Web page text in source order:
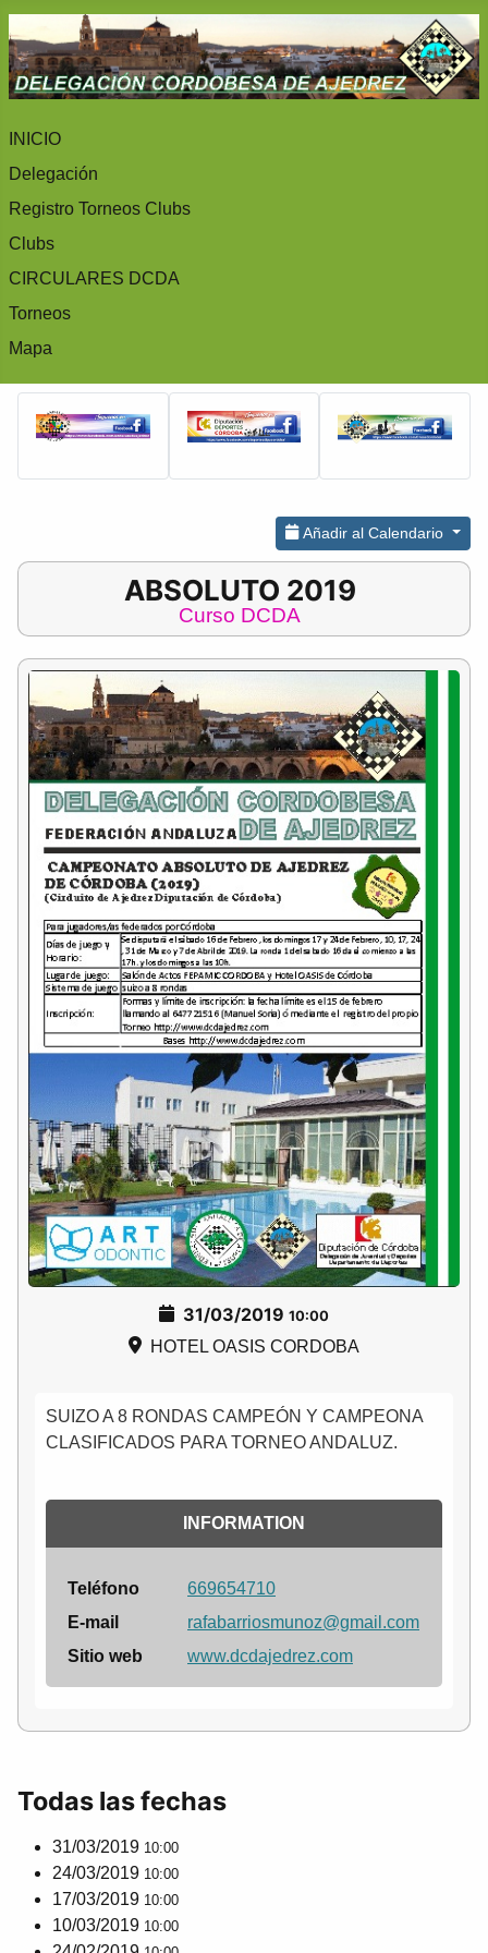
INICIO
Delegación
Registro Torneos Clubs
Clubs
CIRCULARES DCDA
Torneos
Mapa
Añadir al Calendario
ABSOLUTO 2019
Curso DCDA
31/03/2019 10:00
HOTEL OASIS CORDOBA
SUIZO A 8 RONDAS CAMPEÓN Y CAMPEONA
CLASIFICADOS PARA TORNEO ANDALUZ.
INFORMATION
Teléfono
669654710
E-mail
rafabarriosmunoz@gmail.com
Sitio web
www.dcdajedrez.com
Todas las fechas
31/03/2019 10:00
24/03/2019 10:00
17/03/2019 10:00
10/03/2019 10:00